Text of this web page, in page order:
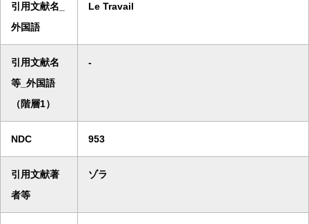
引用文献名_
外国語
Le Travail
引用文献名
等_外国語
（階層1）
-
NDC 953
引用文献著
者等
ゾラ